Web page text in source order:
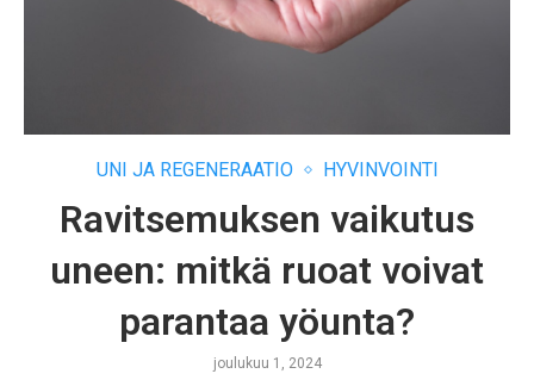
UNI JA REGENERAATIO HYVINVOINTI
Ravitsemuksen vaikutus
uneen: mitkä ruoat voivat
parantaa yöunta?
joulukuu 1, 2024